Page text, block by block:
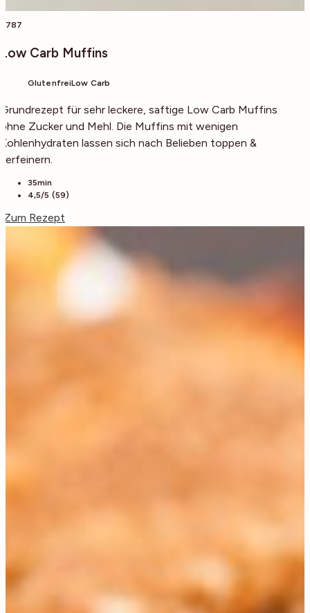
6787
Low Carb Muffins
GlutenfreiLow Carb
Grundrezept für sehr leckere, saftige Low Carb Muffins
ohne Zucker und Mehl. Die Muffins mit wenigen
Kohlenhydraten lassen sich nach Belieben toppen &
verfeinern.
35min
4,5/5 (59)
Zum Rezept